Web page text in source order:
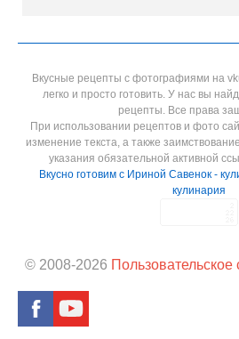
Вкусные рецепты с фотографиями на
легко и просто готовить. У нас вы
рецепты. Все права
При использовании рецептов и фото
изменение текста, а также
указания обязательной активной
Вкусно готовим с Ириной Савенок -
кулинария
© 2008-2026